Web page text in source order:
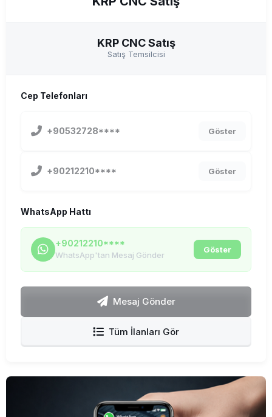
KRP CNC Satış
Satış Temsilcisi
Cep Telefonları
+90532728**** Göster
+90212210**** Göster
WhatsApp Hattı
+90212210****
WhatsApp'tan Mesaj Gönder
Göster
Mesaj Gönder
Tüm İlanları Gör